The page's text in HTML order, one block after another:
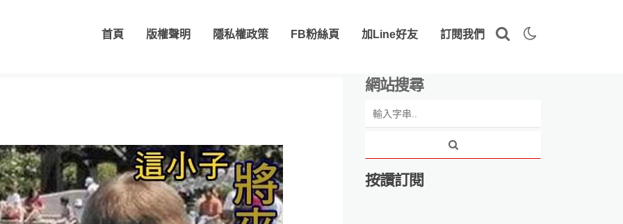
首頁 版權聲明 隱私權政策 FB粉絲頁 加Line好友 訂閱我們
網站搜尋
按讚訂閱